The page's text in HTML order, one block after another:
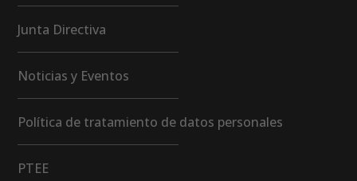
Junta Directiva
Noticias y Eventos
Política de tratamiento de datos personales
PTEE